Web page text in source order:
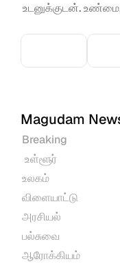
உடனுக்குடன்.
Magudam
Breaking
உள்ளூர்
உலகம்
விளையாட்டு
அரசியல்
பல்சுவை
ஆரோக்கியம்